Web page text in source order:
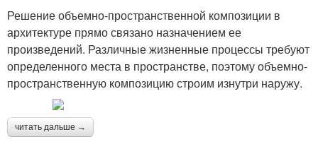
Решение объемно-пространственной композиции в
архитектуре прямо связано назначением ее
произведений. Различные жизненные процессы требуют
определенного места в пространстве, поэтому объемно-
пространственную композицию строим изнутри наружу.
читать дальше →